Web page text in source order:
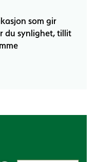
som gir
du synlighet, tillit